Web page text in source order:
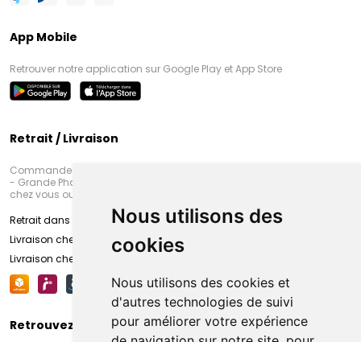
Nous utilisons des
cookies
Nous utilisons des cookies et
d'autres technologies de suivi
pour améliorer votre expérience
App Mobile
Retrouver notre application sur Google Play et App Store
Retrait / Livraison
Commandez en ligne et venez chercher votre commande à Amiens
- Grande Pharmacie d’Amiens (Fachon) ou recevez-là rapidement
chez vous ou en point retrait
Retrait dans la pharmacie d’Amiens
Livraison chez vous
Livraison chez votre commerçant
Retrouvez-nous sur vos réseaux sociaux